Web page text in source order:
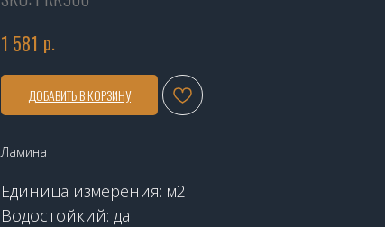
1 581 р.
ДОБАВИТЬ В КОРЗИНУ
Ламинат
Единица измерения: м2
Водостойкий: да